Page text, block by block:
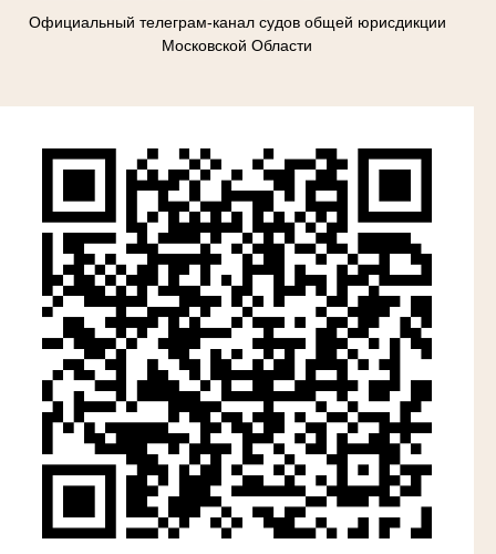
Официальный телеграм-канал судов общей юрисдикции
Московской Области